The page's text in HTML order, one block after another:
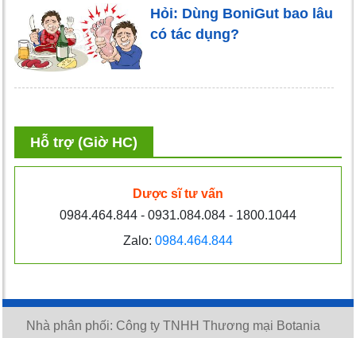
Hỏi: Dùng BoniGut bao lâu
có tác dụng?
Hỗ trợ (Giờ HC)
Dược sĩ tư vấn
0984.464.844 - 0931.084.084 - 1800.1044
Zalo: 0984.464.844
Nhà phân phối: Công ty TNHH Thương mại Botania